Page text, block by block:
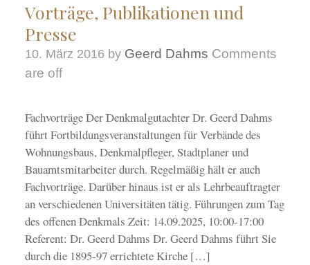
Vorträge, Publikationen und
Presse
10. März 2016 by Geerd Dahms Comments
are off
Fachvorträge Der Denkmalgutachter Dr. Geerd Dahms
führt Fortbildungsveranstaltungen für Verbände des
Wohnungsbaus, Denkmalpfleger, Stadtplaner und
Bauamtsmitarbeiter durch. Regelmäßig hält er auch
Fachvorträge. Darüber hinaus ist er als Lehrbeauftragter
an verschiedenen Universitäten tätig. Führungen zum Tag
des offenen Denkmals Zeit: 14.09.2025, 10:00-17:00
Referent: Dr. Geerd Dahms Dr. Geerd Dahms führt Sie
durch die 1895-97 errichtete Kirche […]